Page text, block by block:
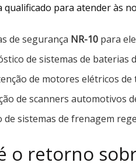
qualificado para atender às
de segurança NR-10 para
de sistemas de baterias
de motores elétricos de
de scanners automotivos
de sistemas de frenagem
o retorno